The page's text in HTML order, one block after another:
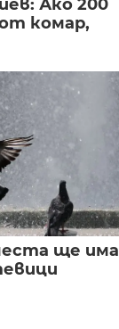
Ако 200
комар,
ще има